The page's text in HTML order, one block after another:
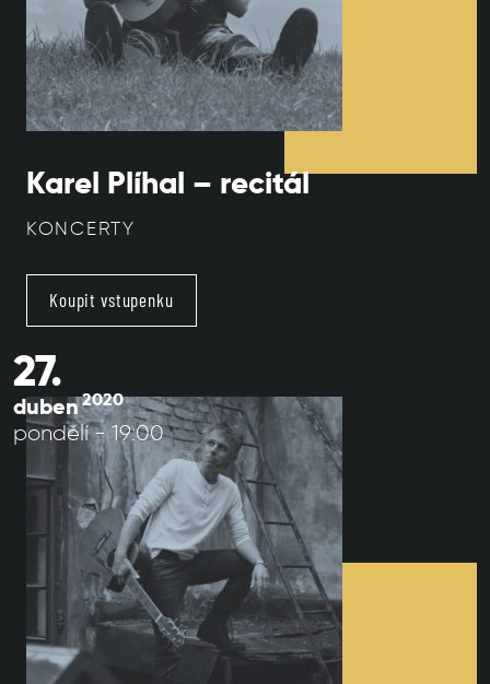
Karel Plíhal – recitál
KONCERTY
Koupit vstupenku
27.
duben2020
pondělí - 19:00